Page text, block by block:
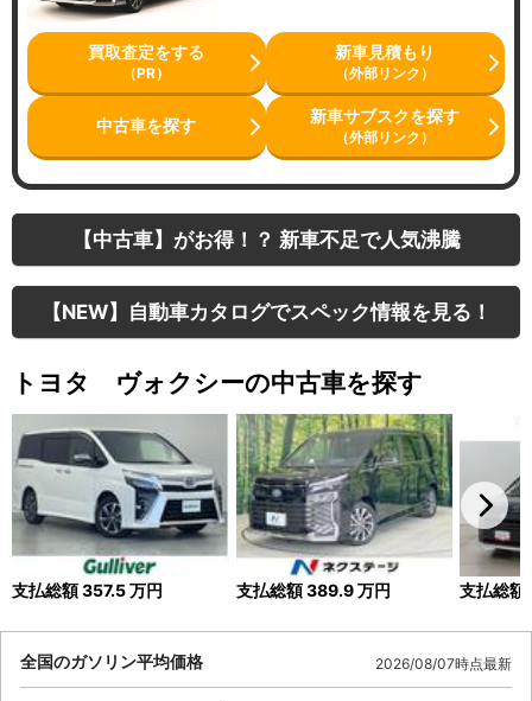
買取査定をする
（PR）
新車見積もり
（外部リンク）
中古車を探す 新車サブスクを探す
（外部リンク）
【中古車】がお得！？ 新車不足で人気沸騰
【NEW】自動車カタログでスペック情報を見る！
トヨタ ヴォクシーの中古車を探す
支払総額357.5万円 支払総額389.9万円 支払総額
全国のガソリン平均価格 2026/08/07時点最新